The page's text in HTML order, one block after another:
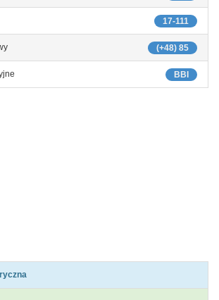
17-111
(+48) 85
BBI